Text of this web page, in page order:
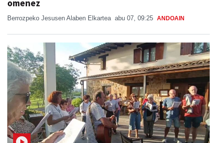
omenez
Berrozpeko Jesusen Alaben Elkartea abu 07, 09:25 ANDOAIN